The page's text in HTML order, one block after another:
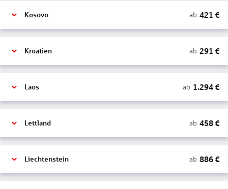
Kosovo ab 421 €
Kroatien ab 291 €
Laos ab 1.294€
Lettland ab 458€
Liechtenstein ab 886€